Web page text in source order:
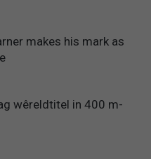
makes his mark as
wêreldtitel in 400 m-